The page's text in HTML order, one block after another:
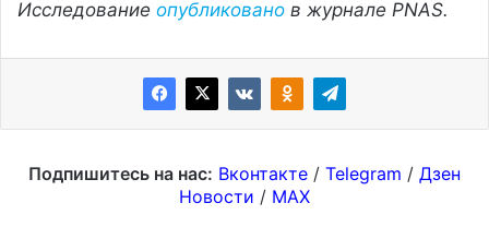
Исследование опубликовано в журнале PNAS.
Подпишитесь на нас: Вконтакте / Telegram / Дзен
Новости / MAX